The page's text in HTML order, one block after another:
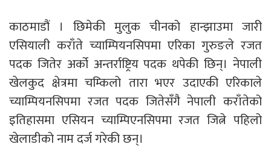
काठमाडौं । छिमेकी मुलुक चीनको हान्झाउमा जारी
एसियाली कराँते च्याम्पियनसिपमा एरिका गुरुङले रजत
पदक जितेर अर्को अन्तर्राष्ट्रिय पदक थपेकी छिन्। नेपाली
खेलकुद क्षेत्रमा चम्किलो तारा भएर उदाएकी एरिकाले
च्याम्पियनसिपमा रजत पदक जितेसँगै नेपाली कराँतेको
इतिहासमा एसियन च्याम्पिएनसिपमा रजत जित्ने पहिलो
खेलाडीको नाम दर्ज गरेकी छन्।